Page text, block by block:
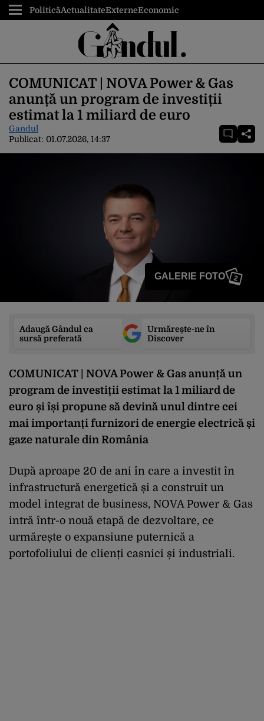
PoliticăActualitateExterneEconomic
COMUNICAT | NOVA Power & Gas
anunță un program de investiții
estimat la 1 miliard de euro
Gandul
Publicat: 01.07.2026, 14:37
GALERIE FOTO 2
Adaugă Gândul ca
sursă preferată
Urmărește-ne în
Discover
COMUNICAT | NOVA Power & Gas anunță un
program de investiții estimat la 1 miliard de
euro și își propune să devină unul dintre cei
mai importanți furnizori de energie electrică și
gaze naturale din România
După aproape 20 de ani în care a investit în
infrastructură energetică și a construit un
model integrat de business, NOVA Power & Gas
intră într-o nouă etapă de dezvoltare, ce
urmărește o expansiune puternică a
portofoliului de clienți casnici și industriali.